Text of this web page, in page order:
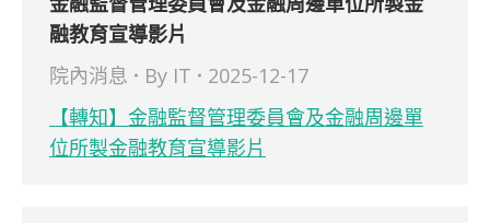
融教育宣導影片
院內消息
By IT
2025-12-17
【轉知】金融監督管理委員會及金融周邊單
位所製金融教育宣導影片